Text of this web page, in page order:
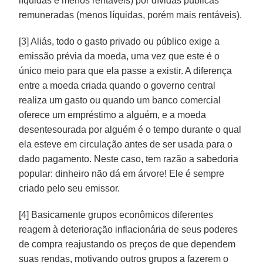
remuneradas (menos líquidas, porém mais rentáveis).
[3] Aliás, todo o gasto privado ou público exige a
emissão prévia da moeda, uma vez que este é o
único meio para que ela passe a existir. A diferença
entre a moeda criada quando o governo central
realiza um gasto ou quando um banco comercial
oferece um empréstimo a alguém, e a moeda
desentesourada por alguém é o tempo durante o qual
ela esteve em circulação antes de ser usada para o
dado pagamento. Neste caso, tem razão a sabedoria
popular: dinheiro não dá em árvore! Ele é sempre
criado pelo seu emissor.
[4] Basicamente grupos econômicos diferentes
reagem à deterioração inflacionária de seus poderes
de compra reajustando os preços de que dependem
suas rendas, motivando outros grupos a fazerem o